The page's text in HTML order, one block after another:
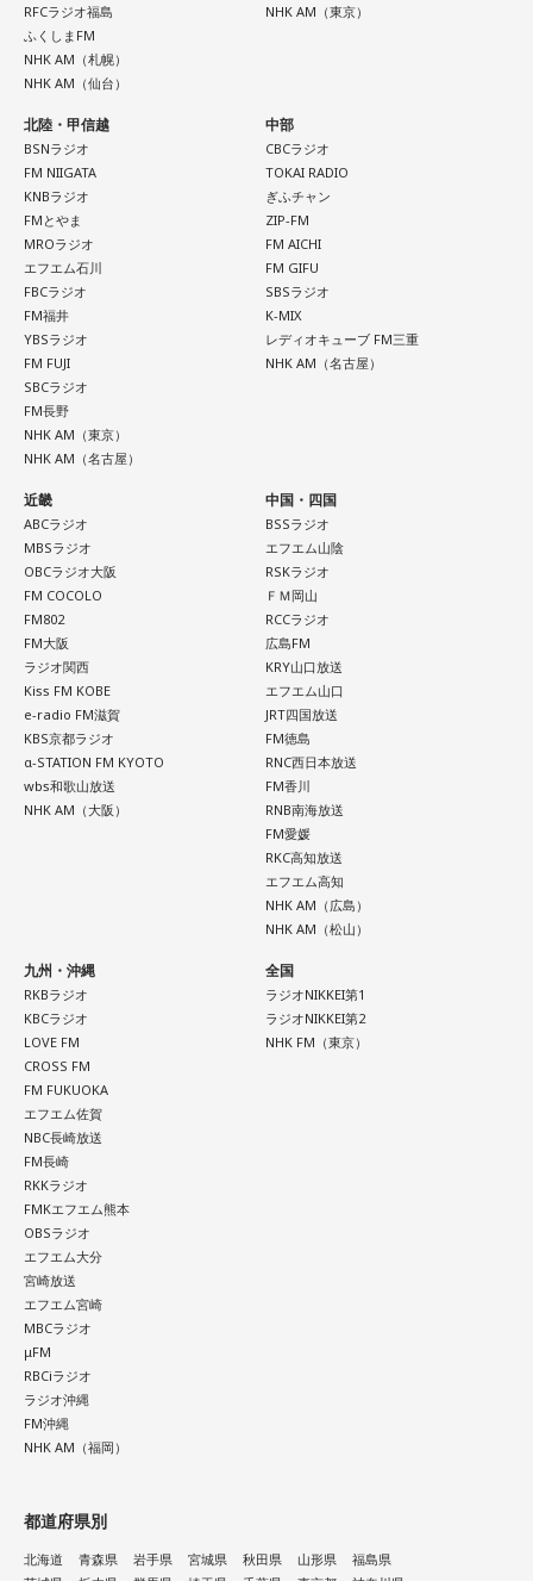
RFCラジオ福島
ふくしまFM
NHK AM（札幌）
NHK AM（仙台）
NHK AM（東京）
北陸・甲信越
BSNラジオ
FM NIIGATA
KNBラジオ
FMとやま
MROラジオ
エフエム石川
FBCラジオ
FM福井
YBSラジオ
FM FUJI
SBCラジオ
FM長野
NHK AM（東京）
NHK AM（名古屋）
中部
CBCラジオ
TOKAI RADIO
ぎふチャン
ZIP-FM
FM AICHI
FM GIFU
SBSラジオ
K-MIX
レディオキューブ FM三重
NHK AM（名古屋）
近畿
ABCラジオ
MBSラジオ
OBCラジオ大阪
FM COCOLO
FM802
FM大阪
ラジオ関西
Kiss FM KOBE
e-radio FM滋賀
KBS京都ラジオ
α-STATION FM KYOTO
wbs和歌山放送
NHK AM（大阪）
中国・四国
BSSラジオ
エフエム山陰
RSKラジオ
ＦＭ岡山
RCCラジオ
広島FM
KRY山口放送
エフエム山口
JRT四国放送
FM徳島
RNC西日本放送
FM香川
RNB南海放送
FM愛媛
RKC高知放送
エフエム高知
NHK AM（広島）
NHK AM（松山）
九州・沖縄
RKBラジオ
KBCラジオ
LOVE FM
CROSS FM
FM FUKUOKA
エフエム佐賀
NBC長崎放送
FM長崎
RKKラジオ
FMKエフエム熊本
OBSラジオ
エフエム大分
宮崎放送
エフエム宮崎
MBCラジオ
μFM
RBCiラジオ
ラジオ沖縄
FM沖縄
NHK AM（福岡）
全国
ラジオNIKKEI第1
ラジオNIKKEI第2
NHK FM（東京）
都道府県別
北海道 青森県 岩手県 宮城県 秋田県 山形県
福島県